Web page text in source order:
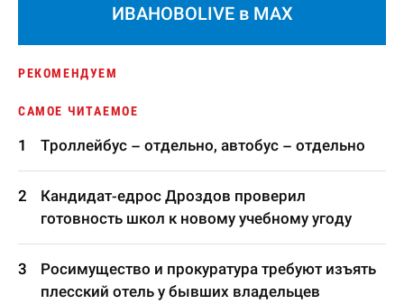
ИВАНОВОLIVE в MAX
РЕКОМЕНДУЕМ
САМОЕ ЧИТАЕМОЕ
Троллейбус – отдельно, автобус – отдельно
Кандидат-едрос Дроздов проверил
готовность школ к новому учебному угоду
Росимущество и прокуратура требуют изъять
плесский отель у бывших владельцев